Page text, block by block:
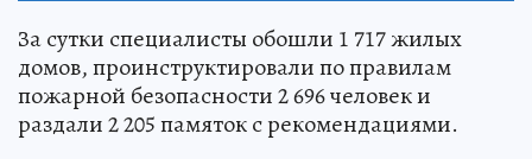
За сутки специалисты обошли 1 717 жилых
домов, проинструктировали по правилам
пожарной безопасности 2 696 человек и
раздали 2 205 памяток с рекомендациями.